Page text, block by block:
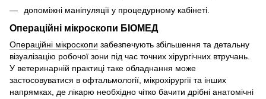
допоміжні маніпуляції у процедурному кабінеті.
Операційні мікроскопи БІОМЕД
Операційні мікроскопи забезпечують збільшення та детальну
візуалізацію робочої зони під час точних хірургічних втручань.
У ветеринарній практиці таке обладнання може
застосовуватися в офтальмології, мікрохірургії та інших
напрямках, де лікарю необхідно чітко бачити дрібні анатомічні